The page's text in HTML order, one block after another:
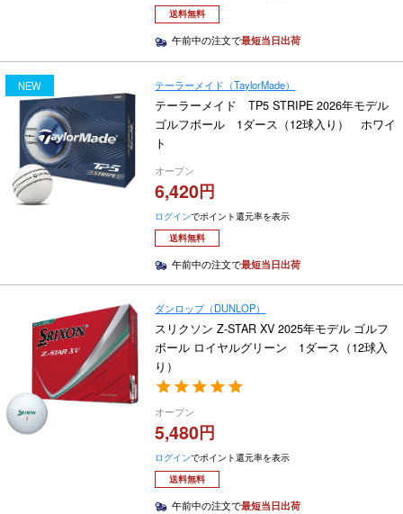
送料無料
午前中の注文で最短当日出荷
NEW テーラーメイド（TaylorMade）
テーラーメイド TP5 STRIPE 2026年モデル
ゴルフボール 1ダース（12球入り） ホワイ
ト
オープン
6,420
ログインでポイント還元率を表示
送料無料
午前中の注文で最短当日出荷
ダンロップ（DUNLOP）
スリクソン Z-STAR XV 2025年モデル ゴルフ
ボール ロイヤルグリーン 1ダース（12球入
り）
オープン
5,480
ログインでポイント還元率を表示
送料無料
午前中の注文で最短当日出荷